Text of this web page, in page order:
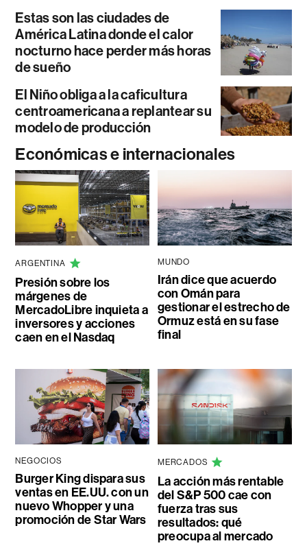
Estas son las ciudades de
América Latina donde el calor
nocturno hace perder más horas
de sueño
El Niño obliga a la caficultura
centroamericana a replantear su
modelo de producción
Económicas e internacionales
ARGENTINA
Presión sobre los
márgenes de
MercadoLibre inquieta a
inversores y acciones
caen en el Nasdaq
MUNDO
Irán dice que acuerdo
con Omán para
gestionar el estrecho de
Ormuz está en su fase
final
NEGOCIOS
Burger King dispara sus
ventas en EE.UU. con un
nuevo Whopper y una
promoción de Star Wars
MERCADOS
La acción más rentable
del S&P 500 cae con
fuerza tras sus
resultados: qué
preocupa al mercado